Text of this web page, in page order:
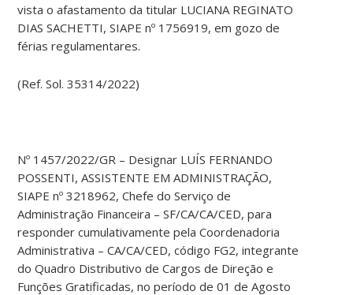
vista o afastamento da titular LUCIANA REGINATO
DIAS SACHETTI, SIAPE nº 1756919, em gozo de
férias regulamentares.
(Ref. Sol. 35314/2022)
Nº 1457/2022/GR – Designar LUÍS FERNANDO
POSSENTI, ASSISTENTE EM ADMINISTRAÇÃO,
SIAPE nº 3218962, Chefe do Serviço de
Administração Financeira – SF/CA/CA/CED, para
responder cumulativamente pela Coordenadoria
Administrativa – CA/CA/CED, código FG2, integrante
do Quadro Distributivo de Cargos de Direção e
Funções Gratificadas, no período de 01 de Agosto